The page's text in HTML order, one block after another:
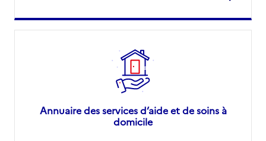
Annuaire des services d’aide et de soins à
domicile